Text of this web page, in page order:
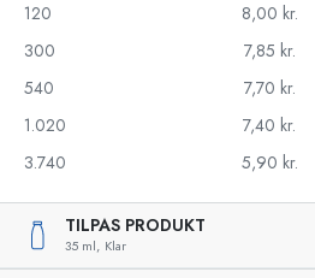
120
8,00 kr.
300
7,85 kr.
540
7,70 kr.
1.020
7,40 kr.
3.740
5,90 kr.
TILPAS PRODUKT
35 ml, Klar